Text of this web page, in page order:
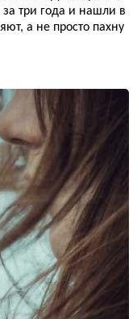
три года и нашли в
а не просто пахну